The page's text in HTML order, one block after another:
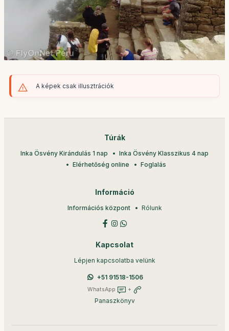
A képek csak illusztrációk
Túrák
Inka Ösvény Kirándulás 1 nap
Inka Ösvény Klasszikus 4 nap
Elérhetőség online
Foglalás
Információ
Információs központ Rólunk
Kapcsolat
Lépjen kapcsolatba velünk
+51 91518-1506
WhatsApp +
Panaszkönyv